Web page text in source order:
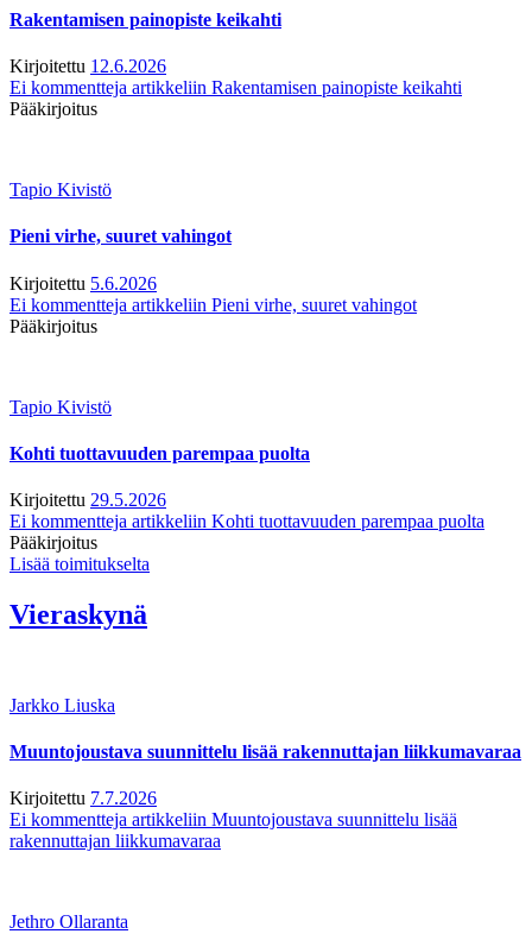
Rakentamisen painopiste keikahti
Kirjoitettu 12.6.2026
Ei kommentteja artikkeliin Rakentamisen painopiste keikahti
Pääkirjoitus
Tapio Kivistö
Pieni virhe, suuret vahingot
Kirjoitettu 5.6.2026
Ei kommentteja artikkeliin Pieni virhe, suuret vahingot
Pääkirjoitus
Tapio Kivistö
Kohti tuottavuuden parempaa puolta
Kirjoitettu 29.5.2026
Ei kommentteja artikkeliin Kohti tuottavuuden parempaa puolta
Pääkirjoitus
Lisää toimitukselta
Vieraskynä
Jarkko Liuska
Muuntojoustava suunnittelu lisää rakennuttajan liikkumavaraa
Kirjoitettu 7.7.2026
Ei kommentteja artikkeliin Muuntojoustava suunnittelu lisää
rakennuttajan liikkumavaraa
Jethro Ollaranta